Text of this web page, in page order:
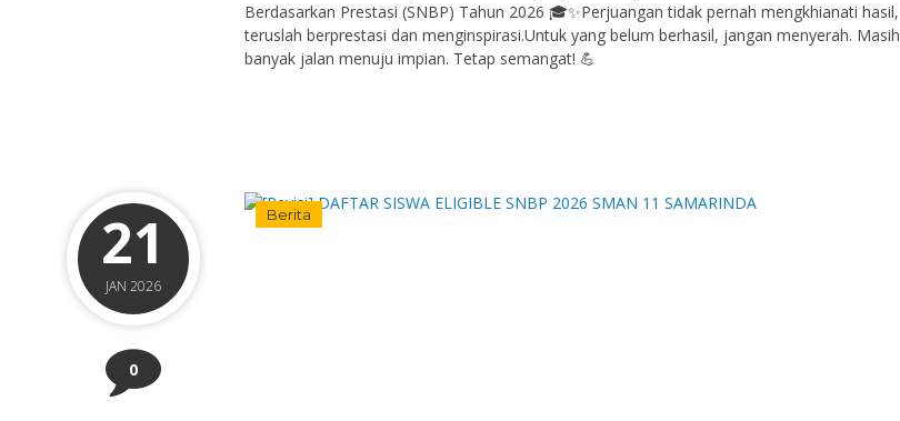
Berdasarkan Prestasi (SNBP) Tahun 2026 🎓✨Perjuangan tidak pernah mengkhianati hasil,
teruslah berprestasi dan menginspirasi.Untuk yang belum berhasil, jangan menyerah. Masih
banyak jalan menuju impian. Tetap semangat! 💪
21
JAN 2026
0
Berita